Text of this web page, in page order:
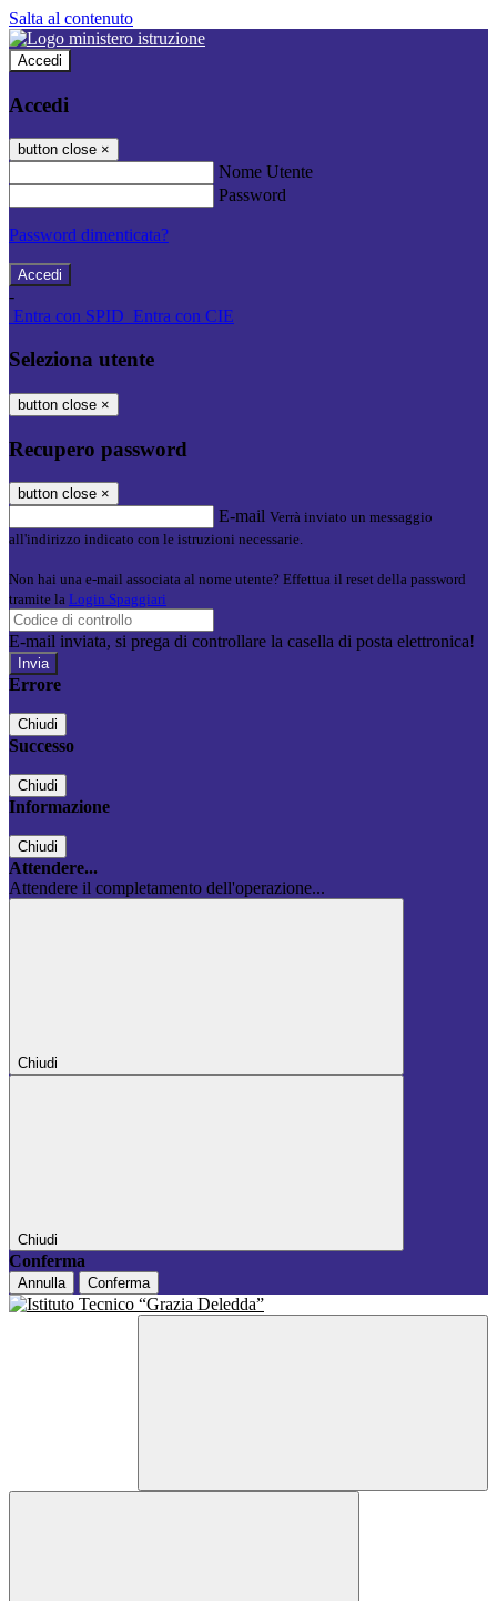
Salta al contenuto
Accedi
Accedi
button close ×
Nome Utente
Password
Password dimenticata?
-
Entra con SPID Entra con CIE
Seleziona utente
button close ×
Recupero password
button close ×
E-mail Verrà inviato un messaggio
all'indirizzo indicato con le istruzioni necessarie.
Non hai una e-mail associata al nome utente? Effettua il reset della password
tramite la Login Spaggiari
E-mail inviata, si prega di controllare la casella di posta elettronica!
Errore
Chiudi
Successo
Chiudi
Informazione
Chiudi
Attendere...
Attendere il completamento dell'operazione...
Chiudi
Chiudi
Conferma
Annulla Conferma